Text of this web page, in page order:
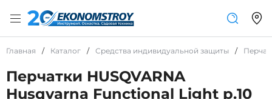
Главная / Каталог / Средства индивидуальной защиты /
Перчатки HUSQVARNA
Husqvarna Functional Light р.10